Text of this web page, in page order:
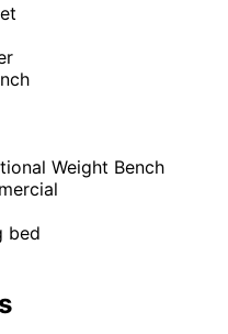
Weight Bench
bed